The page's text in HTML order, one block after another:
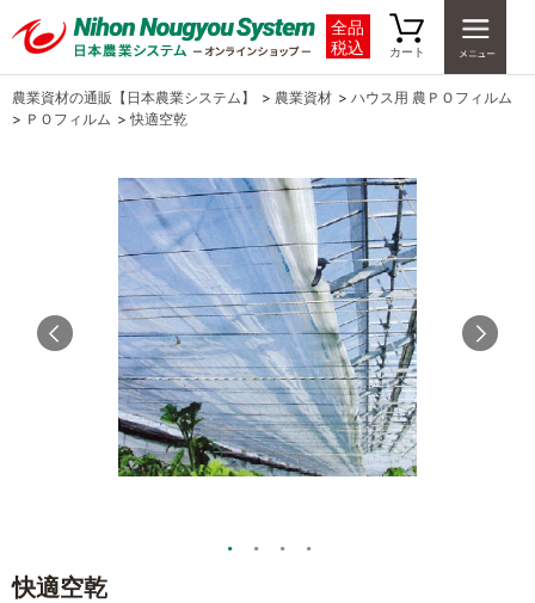
全品
税込
カート
農業資材の通販【日本農業システム】 > 農業資材 > ハウス用 農ＰＯフィルム
> ＰＯフィルム >快適空乾
快適空乾